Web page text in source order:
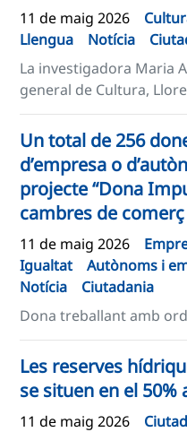
11 de maig 2026
Llengua
Notícia
La investigadora Maria
general de Cultura,
Un total de 256
d’empresa o
projecte “Dona
cambres de comerç
11 de maig 2026
Igualtat
Autònoms i
Notícia
Ciutadania
Dona treballant amb
Les reserves
se situen en el 50%
11 de maig 2026